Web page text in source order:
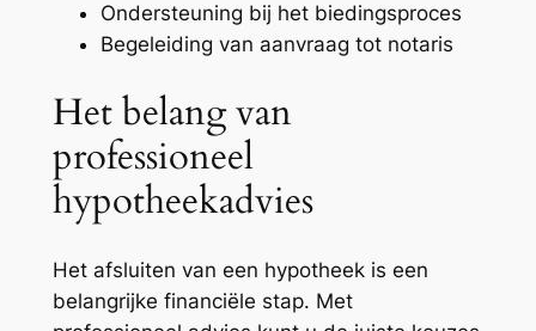
Ondersteuning bij het biedingsproces
Begeleiding van aanvraag tot notaris
Het belang van
professioneel
hypotheekadvies
Het afsluiten van een hypotheek is een
belangrijke financiële stap. Met